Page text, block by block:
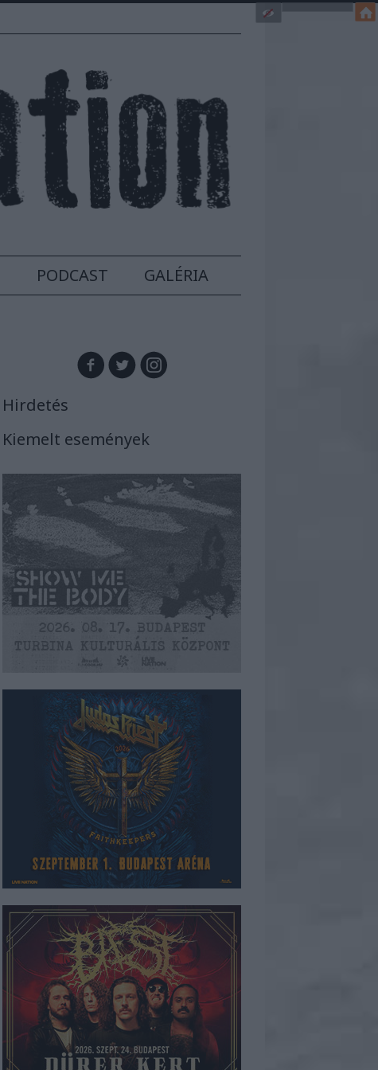
PODCAST GALÉRIA
Hirdetés
Kiemelt események